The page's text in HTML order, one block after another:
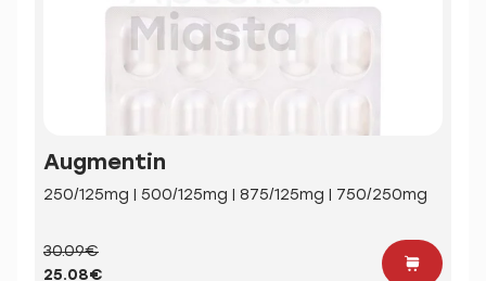
Augmentin
250/125mg | 500/125mg | 875/125mg | 750/250mg
30.09€
25.08€